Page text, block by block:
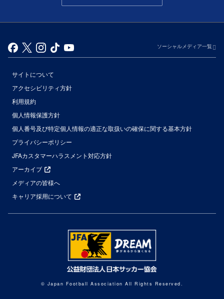
ソーシャルメディア一覧
サイトについて
アクセシビリティ方針
利用規約
個人情報保護方針
個人番号及び特定個人情報の適正な取扱いの確保に関する基本方針
プライバシーポリシー
JFAカスタマーハラスメント対応方針
アーカイブ
メディアの皆様へ
キャリア採用について
© Japan Football Association All Rights Reserved.